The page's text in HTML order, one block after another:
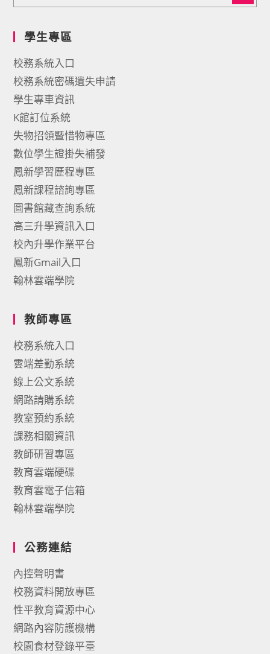
學生專區
校務系統入口
校務系統密碼遺失申請
學生專車資訊
K館訂位系統
失物招領暨惜物專區
數位學生證掛失補發
鳳新學習歷程專區
鳳新課程諮詢專區
圖書館藏查詢系統
高三升學資訊入口
校內升學作業平台
鳳新Gmail入口
翰林雲端學院
教師專區
校務系統入口
雲端差勤系統
線上公文系統
網路請購系統
教室預約系統
課務相關資訊
教師研習專區
教育雲端硬碟
教育雲電子信箱
翰林雲端學院
公務連結
內控聲明書
校務資料開放專區
性平教育資源中心
網路內容防護機構
校園食材登錄平臺